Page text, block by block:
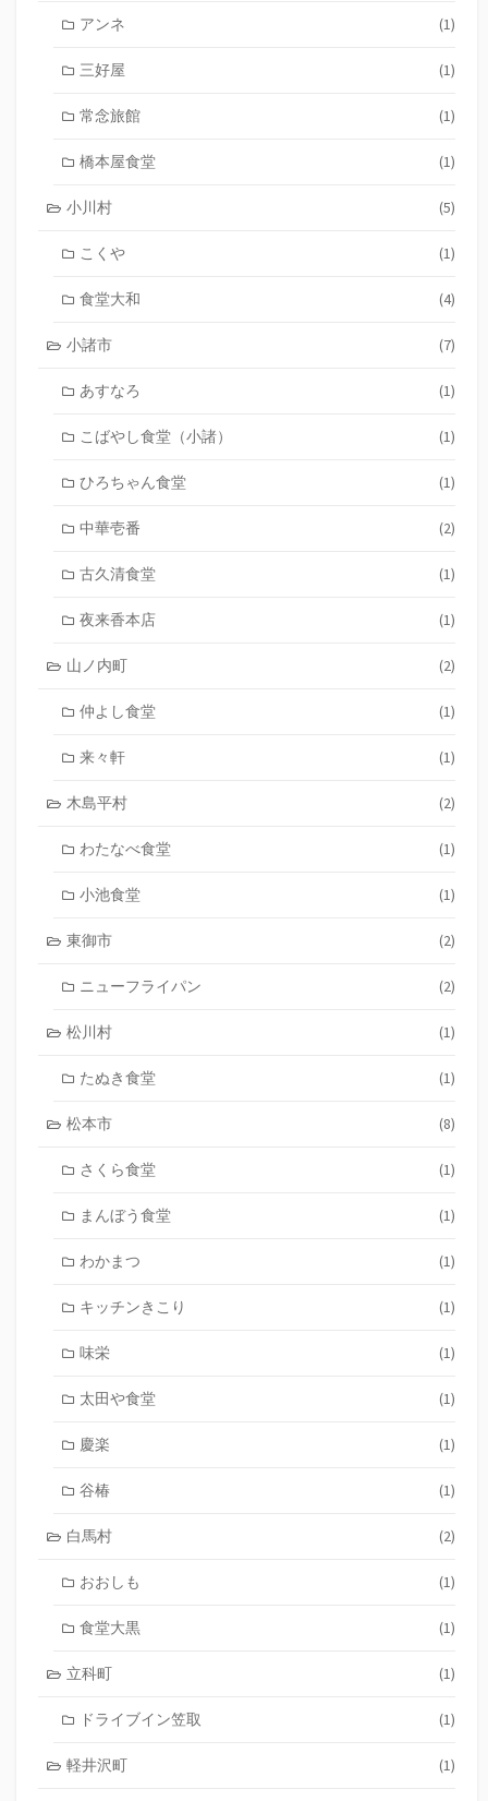
アンネ (1)
三好屋 (1)
常念旅館 (1)
橋本屋食堂 (1)
小川村 (5)
こくや (1)
食堂大和 (4)
小諸市 (7)
あすなろ (1)
こばやし食堂（小諸） (1)
ひろちゃん食堂 (1)
中華壱番 (2)
古久清食堂 (1)
夜来香本店 (1)
山ノ内町 (2)
仲よし食堂 (1)
来々軒 (1)
木島平村 (2)
わたなべ食堂 (1)
小池食堂 (1)
東御市 (2)
ニューフライパン (2)
松川村 (1)
たぬき食堂 (1)
松本市 (8)
さくら食堂 (1)
まんぼう食堂 (1)
わかまつ (1)
キッチンきこり (1)
味栄 (1)
太田や食堂 (1)
慶楽 (1)
谷椿 (1)
白馬村 (2)
おおしも (1)
食堂大黒 (1)
立科町 (1)
ドライブイン笠取 (1)
軽井沢町 (1)